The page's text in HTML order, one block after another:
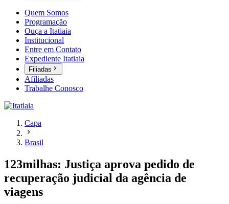
Quem Somos
Programação
Ouça a Itatiaia
Institucional
Entre em Contato
Expediente Itatiaia
Filiadas
Afiliadas
Trabalhe Conosco
Capa
Brasil
123milhas: Justiça aprova pedido de
recuperação judicial da agência de
viagens